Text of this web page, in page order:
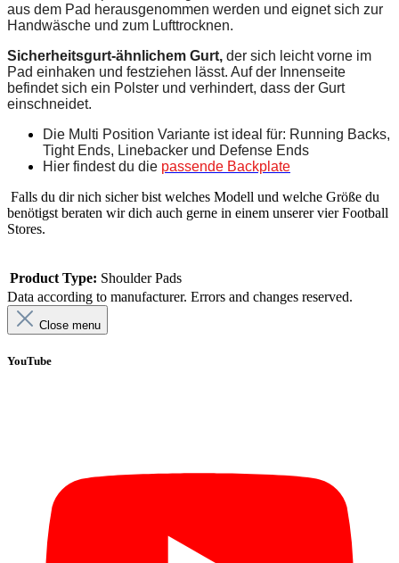
aus dem Pad herausgenommen werden und eignet sich zur
Handwäsche und zum Lufttrocknen.
Sicherheitsgurt-ähnlichem Gurt, der sich leicht vorne im
Pad einhaken und festziehen lässt. Auf der Innenseite
befindet sich ein Polster und verhindert, dass der Gurt
einschneidet.
Die Multi Position Variante ist ideal für: Running Backs,
Tight Ends, Linebacker und Defense Ends
Hier findest du die passende Backplate
Falls du dir nich sicher bist welches Modell und welche Größe du
benötigst beraten wir dich auch gerne in einem unserer vier Football
Stores.
Product Type: Shoulder Pads
Data according to manufacturer. Errors and changes reserved.
Close menu
YouTube